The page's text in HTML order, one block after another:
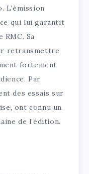
L’émission
qui lui garantit
Sa
retransmettre
fortement
Par
des essais sur
ont connu un
de l’édition.